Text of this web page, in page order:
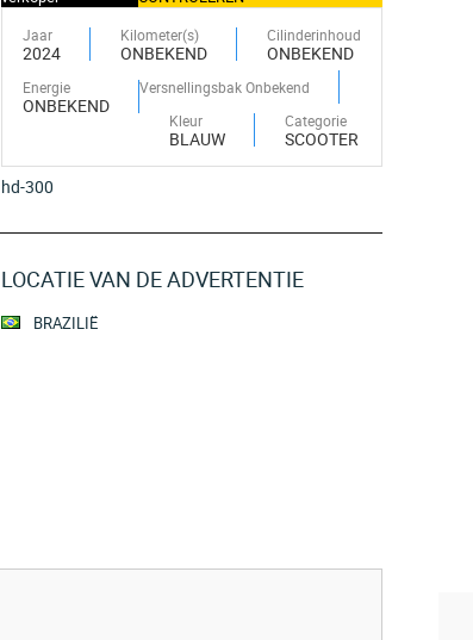
Jaar
2024
Kilometer(s)
ONBEKEND
Cilinderinhoud
ONBEKEND
Energie
ONBEKEND
Versnellingsbak Onbekend
Kleur
BLAUW
Categorie
SCOOTER
hd-300
LOCATIE VAN DE ADVERTENTIE
BRAZILIË